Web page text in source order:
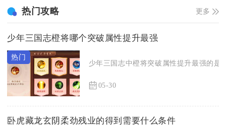
热门攻略 更多
少年三国志橙将哪个突破属性提升最强
少年三国志中橙将突破属性提升最强的是
05-30
卧虎藏龙玄阴柔劲残业的得到需要什么条件